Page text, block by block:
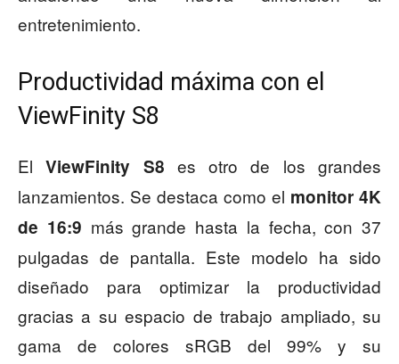
entretenimiento.
Productividad máxima con el
ViewFinity S8
ElViewFinity S8 es otro de los grandes
lanzamientos. Se destaca como el monitor 4K
de 16:9 más grande hasta la fecha, con 37
pulgadas de pantalla. Este modelo ha sido
diseñado para optimizar la productividad
gracias a su espacio de trabajo ampliado, su
gama de colores sRGB del 99% y su